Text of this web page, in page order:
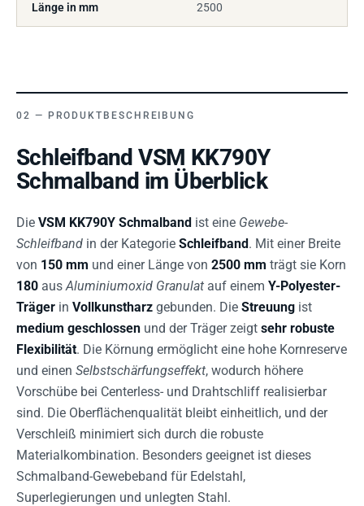
Länge in mm 2500
PRODUKTBESCHREIBUNG
Schleifband VSM KK790Y
Schmalband im Überblick
Die VSM KK790Y Schmalband ist eine Gewebe-
Schleifband in der Kategorie Schleifband. Mit einer Breite
von 150 mm und einer Länge von 2500 mm trägt sie Korn
180 ausAluminiumoxid Granulat auf einem Y-Polyester-
Träger in Vollkunstharz gebunden. Die Streuung ist
medium geschlossen und der Träger zeigt sehr robuste
Flexibilität. Die Körnung ermöglicht eine hohe Kornreserve
und einen Selbstschärfungseffekt, wodurch höhere
Vorschübe bei Centerless- und Drahtschliff realisierbar
sind. Die Oberflächenqualität bleibt einheitlich, und der
Verschleiß minimiert sich durch die robuste
Materialkombination. Besonders geeignet ist dieses
Schmalband-Gewebeband für Edelstahl,
Superlegierungen und unlegten Stahl.